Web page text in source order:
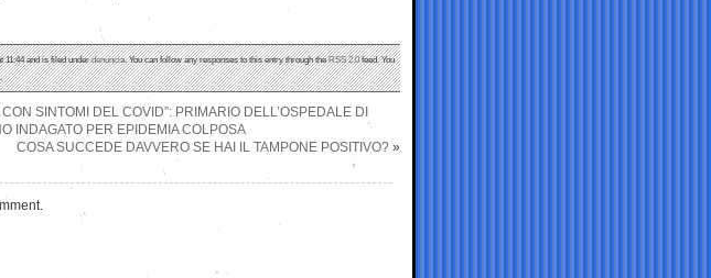
11:44 and is filed underdenuncia. You can follow any responses to this entry through theRSS 2.0feed. You
SINTOMI DEL COVID”: PRIMARIO DELL’OSPEDALE DI
INDAGATO PER EPIDEMIA COLPOSA
COSA SUCCEDE DAVVERO SE HAI IL TAMPONE POSITIVO? »